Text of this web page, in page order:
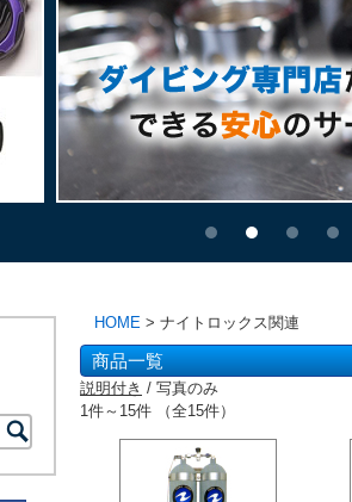
HOME > ナイトロックス関連
商品一覧
説明付き / 写真のみ
1件～15件 （全15件）